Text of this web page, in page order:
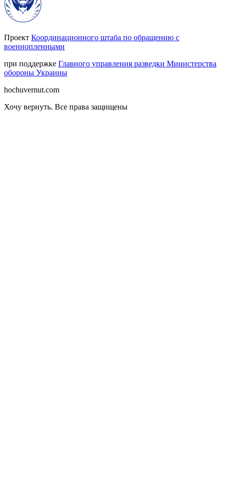
Проект Координационного штаба по обращению с
военнопленными
при поддержке Главного управления разведки Министерства
обороны Украины
hochuvernut.com
Хочу вернуть. Все права защищены